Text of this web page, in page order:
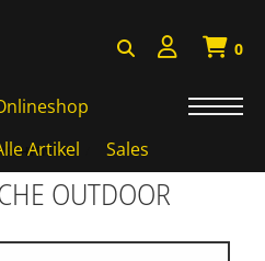
0
Artikel
Sales
AKTIONEN • WIBA SPORT
Badminton • Faustball
OUTDOOR